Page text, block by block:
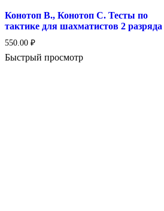
Конотоп В., Конотоп С. Тесты по
тактике для шахматистов 2 разряда
550.00 ₽
Быстрый просмотр